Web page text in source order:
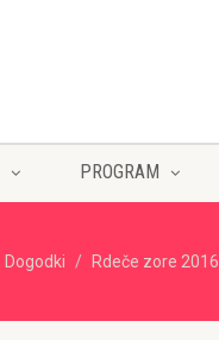
PROGRAM
Dogodki Rdeče zore 2016